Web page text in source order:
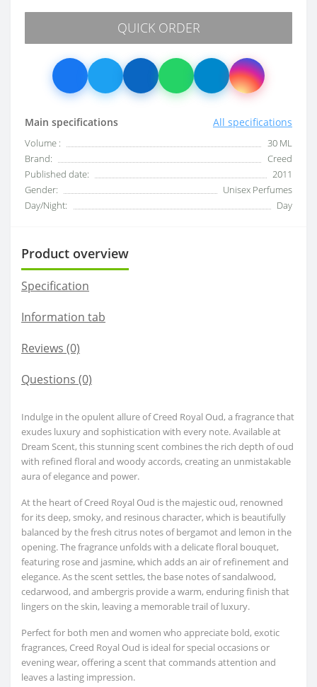
Main specifications All specifications
Volume :
30 ML
Brand:
Creed
Published date:
2011
Gender:
Unisex Perfumes
Day/Night:
Day
QUICK ORDER
Product overview
Specification
Information tab
Reviews (0)
Questions (0)
Indulge in the opulent allure of Creed Royal Oud, a fragrance that
exudes luxury and sophistication with every note. Available at
Dream Scent, this stunning scent combines the rich depth of oud
with refined floral and woody accords, creating an unmistakable
aura of elegance and power.
At the heart of Creed Royal Oud is the majestic oud, renowned
for its deep, smoky, and resinous character, which is beautifully
balanced by the fresh citrus notes of bergamot and lemon in the
opening. The fragrance unfolds with a delicate floral bouquet,
featuring rose and jasmine, which adds an air of refinement and
elegance. As the scent settles, the base notes of sandalwood,
cedarwood, and ambergris provide a warm, enduring finish that
lingers on the skin, leaving a memorable trail of luxury.
Perfect for both men and women who appreciate bold, exotic
fragrances, Creed Royal Oud is ideal for special occasions or
evening wear, offering a scent that commands attention and
leaves a lasting impression.